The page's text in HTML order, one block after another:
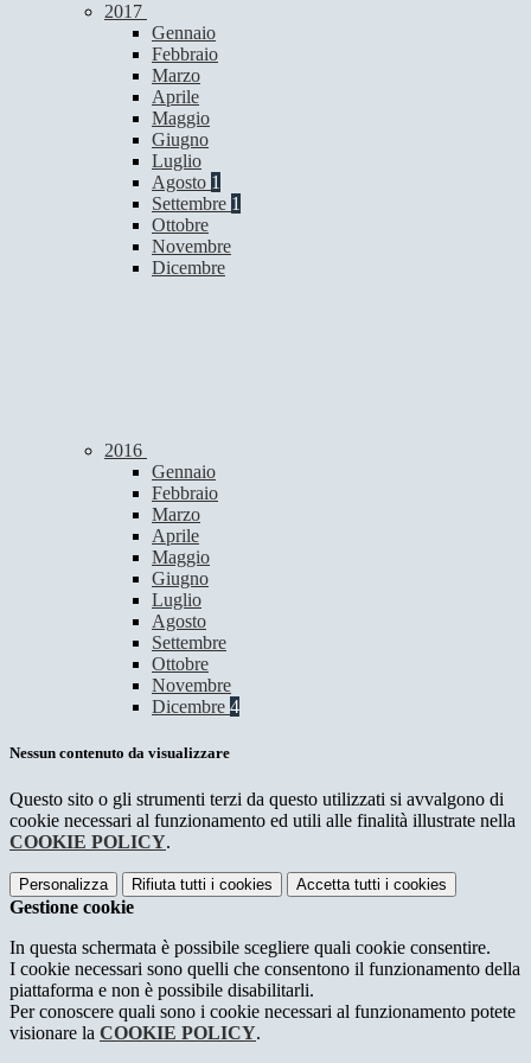
2017
Gennaio
Febbraio
Marzo
Aprile
Maggio
Giugno
Luglio
Agosto 1
Settembre 1
Ottobre
Novembre
Dicembre
2016
Gennaio
Febbraio
Marzo
Aprile
Maggio
Giugno
Luglio
Agosto
Settembre
Ottobre
Novembre
Dicembre 4
Nessun contenuto da visualizzare
Questo sito o gli strumenti terzi da questo utilizzati si avvalgono di
cookie necessari al funzionamento ed utili alle finalità illustrate nella
COOKIE POLICY.
Personalizza Rifiuta tutti i cookies Accetta tutti i cookies
Gestione cookie
In questa schermata è possibile scegliere quali cookie consentire.
I cookie necessari sono quelli che consentono il funzionamento della
piattaforma e non è possibile disabilitarli.
Per conoscere quali sono i cookie necessari al funzionamento potete
visionare la COOKIE POLICY.